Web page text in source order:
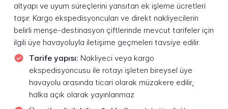
altyapı ve uyum süreçlerini yansıtan ek işleme ücretleri
taşır. Kargo ekspedisyoncuları ve direkt nakliyecilerin
belirli menşe-destinasyon çiftlerinde mevcut tarifeler için
ilgili üye havayoluyla iletişime geçmeleri tavsiye edilir.
Tarife yapısı: Nakliyeci veya kargo
ekspedisyoncusu ile rotayı işleten bireysel üye
havayolu arasında ticari olarak müzakere edilir,
halka açık olarak yayınlanmaz